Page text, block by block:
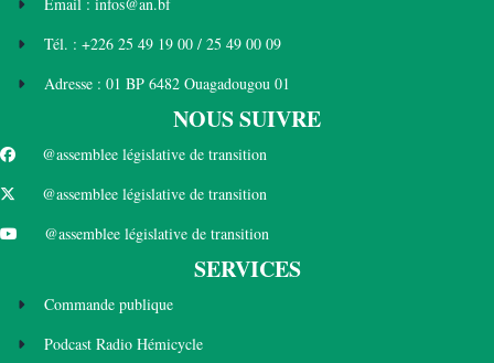
Tél. : +226 25 49 19 00 / 25 49 00 09
Adresse : 01 BP 6482 Ouagadougou 01
NOUS SUIVRE
@assemblee législative de transition
@assemblee législative de transition
@assemblee législative de transition
SERVICES
Commande publique
Podcast Radio Hémicycle